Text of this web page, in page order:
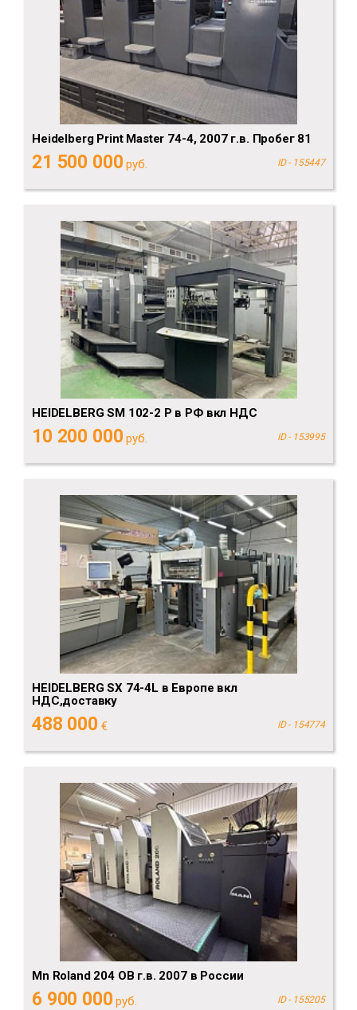
Heidelberg Print Master 74-4, 2007 г.в. Пробег 81
21 500 000 руб. ID - 155447
HEIDELBERG SM 102-2 P в РФ вкл НДС
10 200 000 руб. ID - 153995
HEIDELBERG SX 74-4L в Европе вкл
НДС,доставку
488 000 € ID - 154774
Mn Roland 204 ОВ г.в. 2007 в России
6 900 000 руб. ID - 155205